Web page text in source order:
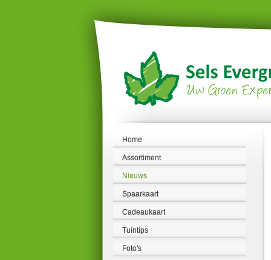
Home
Assortiment
Nieuws
Spaarkaart
Cadeaukaart
Tuintips
Foto's